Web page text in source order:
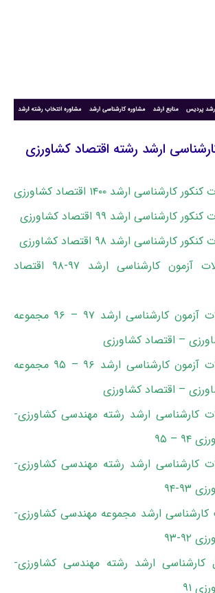
ارشد رشته اقتصاد کشاورزی
کارشناسی ارشد ۱۴۰۰ اقتصاد کشاورزی
کارشناسی ارشد ۹۹ اقتصاد کشاورزی
کارشناسی ارشد ۹۸ اقتصاد کشاورزی
دانلود سوالات آزمون کارشناسی ارشد ۹۷-۹۸ اقتصاد
دانلود سوالات آزمون کارشناسی ارشد ۹۷ – ۹۶ مجموعه
– اقتصاد کشاورزی
دانلود سوالات آزمون کارشناسی ارشد ۹۶ – ۹۵ مجموعه
– اقتصاد کشاورزی
کارشناسی ارشد رشته مهندسی کشاورزی-
– ۹۵
کارشناسی ارشد رشته مهندسی کشاورزی-
۹۴
کارشناسی ارشد مجموعه مهندسی کشاورزی-
۹۳
کارشناسی ارشد رشته مهندسی کشاورزی-
۹۱